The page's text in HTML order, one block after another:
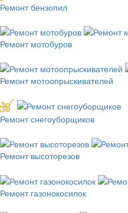
Ремонт бензопил
Ремонт мотобуров
Ремонт мотоопрыскивателей
Ремонт снегоуборщиков
Ремонт высоторезов
Ремонт газонокосилок